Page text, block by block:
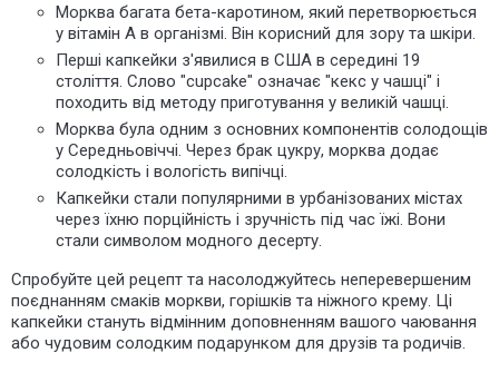
Морква багата бета-каротином, який перетворюється
у вітамін А в організмі. Він корисний для зору та шкіри.
Перші капкейки з'явилися в США в середині 19
століття. Слово "cupcake" означає "кекс у чашці" і
походить від методу приготування у великій чашці.
Морква була одним з основних компонентів солодощів
у Середньовіччі. Через брак цукру, морква додає
солодкість і вологість випічці.
Капкейки стали популярними в урбанізованих містах
через їхню порційність і зручність під час їжі . Вони
стали символом модного десерту.
Спробуйте цей рецепт та насолоджуйтесь неперевершеним
поєднанням смаків моркви, горішків та ніжного крему. Ці
капкейки стануть відмінним доповненням вашого чаювання
або чудовим солодким подарунком для друзів та родичів.